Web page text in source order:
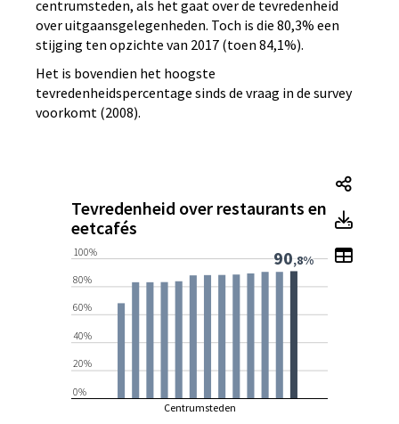
centrumsteden, als het gaat over de tevredenheid
over uitgaansgelegenheden. Toch is die 80,3% een
stijging ten opzichte van 2017 (toen 84,1%).
Het is bovendien het hoogste
tevredenheidspercentage sinds de vraag in de survey
voorkomt (2008).
Tevredenheid over restaurants en
eetcafés
Centrumsteden
0%
20%
40%
60%
80%
100% 90,8%
Toon